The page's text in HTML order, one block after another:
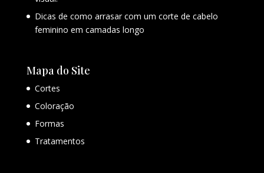
Dicas de como arrasar com um corte de cabelo
feminino em camadas longo
Mapa do Site
Cortes
Coloração
Formas
Tratamentos